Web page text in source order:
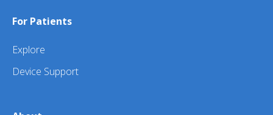
For Patients
Explore
Device Support